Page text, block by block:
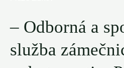
– Odborná a⁣
služba